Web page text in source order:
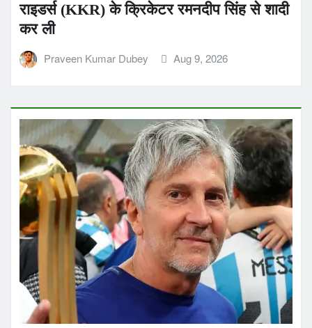
राइडर्स (KKR) के क्रिकेटर रमनदीप सिंह से शादी
कर ली
Praveen Kumar Dubey Aug 9, 2026